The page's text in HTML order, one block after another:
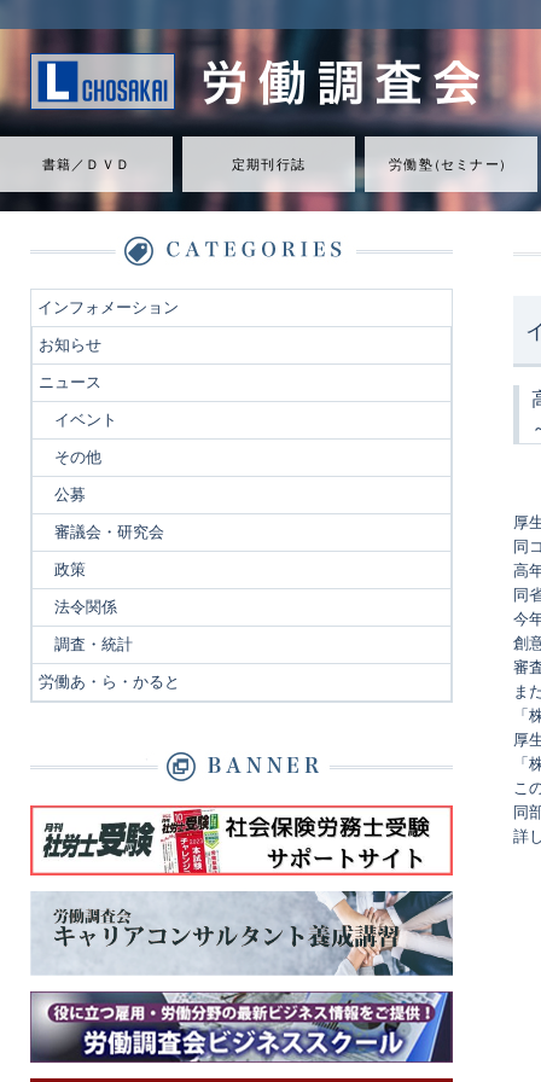
書籍／ＤＶＤ 定期刊行誌 労働塾（セミナ ー ）
厚
同
高
同
今
創
審
ま
「
厚
「
こ
同
詳
インフォメーション
お知らせ
ニュース
イベント
その他
公募
審議会・研究会
政策
法令関係
調査・統計
労働あ・ら・かると